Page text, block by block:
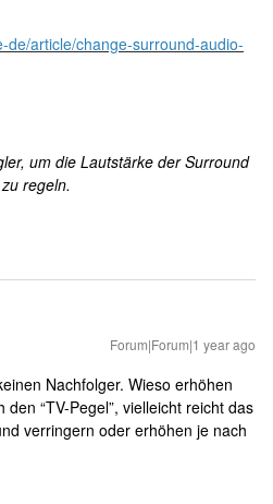
de/article/change-surround-audio-
um die Lautstärke der Surround
regeln.
Forum|Forum|1 year ago
Nachfolger. Wieso erhöhen
“TV-Pegel”, vielleicht reicht das
verringern oder erhöhen je nach